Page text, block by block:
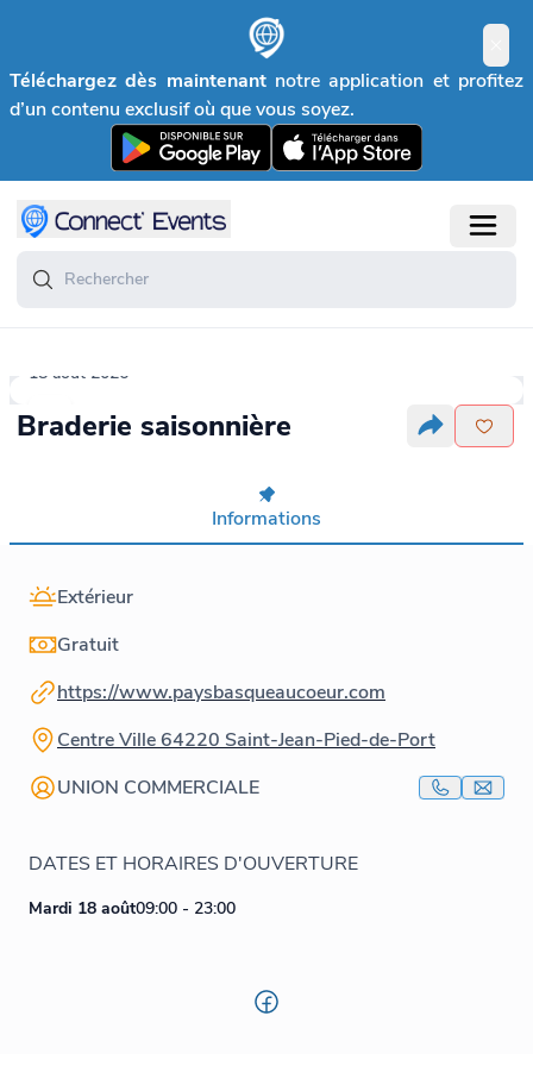
Téléchargez dès maintenant notre application et profitez
d’un contenu exclusif où que vous soyez.
18 août 2026
Braderie saisonnière
Informations
Extérieur
Gratuit
https://www.paysbasqueaucoeur.com
Centre Ville 64220 Saint-Jean-Pied-de-Port
UNION COMMERCIALE
DATES ET HORAIRES D'OUVERTURE
Mardi 18 août09:00 - 23:00